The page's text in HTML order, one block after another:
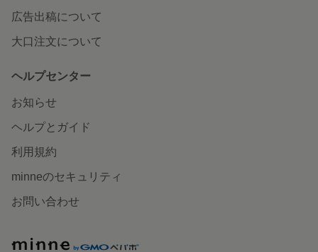
広告出稿について
大口注文について
ヘルプセンター
お知らせ
ヘルプとガイド
利用規約
minneのセキュリティ
お問い合わせ